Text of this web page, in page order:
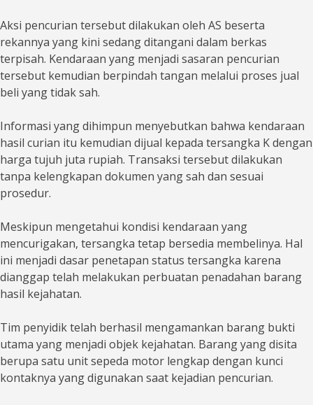
Aksi pencurian tersebut dilakukan oleh AS beserta
rekannya yang kini sedang ditangani dalam berkas
terpisah. Kendaraan yang menjadi sasaran pencurian
tersebut kemudian berpindah tangan melalui proses jual
beli yang tidak sah.
Informasi yang dihimpun menyebutkan bahwa kendaraan
hasil curian itu kemudian dijual kepada tersangka K dengan
harga tujuh juta rupiah. Transaksi tersebut dilakukan
tanpa kelengkapan dokumen yang sah dan sesuai
prosedur.
Meskipun mengetahui kondisi kendaraan yang
mencurigakan, tersangka tetap bersedia membelinya. Hal
ini menjadi dasar penetapan status tersangka karena
dianggap telah melakukan perbuatan penadahan barang
hasil kejahatan.
Tim penyidik telah berhasil mengamankan barang bukti
utama yang menjadi objek kejahatan. Barang yang disita
berupa satu unit sepeda motor lengkap dengan kunci
kontaknya yang digunakan saat kejadian pencurian.